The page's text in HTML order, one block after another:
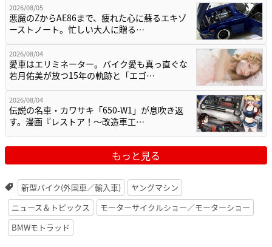
2026/08/05
悪魔のZからAE86まで、疲れた心に蘇るエキゾ
ーストノート。忙しい大人に贈る…
2026/08/04
愛車はエリミネーター。バイク愛も真っ直ぐな
若月佑美が放つ15年の軌跡と「エゴ…
2026/08/04
伝説の名車・カワサキ「650-W1」が息吹き返
す。漫画『レストア！～改造車工…
もっと見る
新型バイク(外国車／輸入車)
ヤングマシン
ニュース＆トピックス
モーターサイクルショー／モーターショー
BMWモトラッド